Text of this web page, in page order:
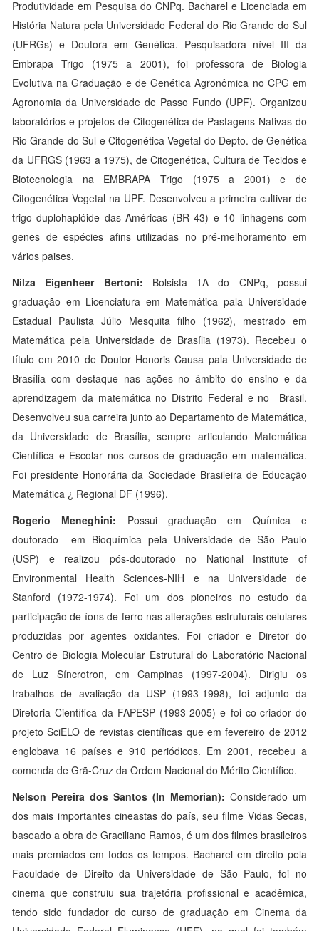
Produtividade em Pesquisa do CNPq. Bacharel e Licenciada em
História Natura pela Universidade Federal do Rio Grande do Sul
(UFRGs) e Doutora em Genética. Pesquisadora nível III da
Embrapa Trigo (1975 a 2001), foi professora de Biologia
Evolutiva na Graduação e de Genética Agronômica no CPG em
Agronomia da Universidade de Passo Fundo (UPF). Organizou
laboratórios e projetos de Citogenética de Pastagens Nativas do
Rio Grande do Sul e Citogenética Vegetal do Depto. de Genética
da UFRGS (1963 a 1975), de Citogenética, Cultura de Tecidos e
Biotecnologia na EMBRAPA Trigo (1975 a 2001) e de
Citogenética Vegetal na UPF. Desenvolveu a primeira cultivar de
trigo duplohaplóide das Américas (BR 43) e 10 linhagens com
genes de espécies afins utilizadas no pré-melhoramento em
vários paises.
Nilza Eigenheer Bertoni: Bolsista 1A do CNPq, possui
graduação em Licenciatura em Matemática pala Universidade
Estadual Paulista Júlio Mesquita filho (1962), mestrado em
Matemática pela Universidade de Brasília (1973). Recebeu o
título em 2010 de Doutor Honoris Causa pala Universidade de
Brasília com destaque nas ações no âmbito do ensino e da
aprendizagem da matemática no Distrito Federal e no Brasil.
Desenvolveu sua carreira junto ao Departamento de Matemática,
da Universidade de Brasília, sempre articulando Matemática
Científica e Escolar nos cursos de graduação em matemática.
Foi presidente Honorária da Sociedade Brasileira de Educação
Matemática ¿ Regional DF (1996).
Rogerio Meneghini: Possui graduação em Química e
doutorado em Bioquímica pela Universidade de São Paulo
(USP) e realizou pós-doutorado no National Institute of
Environmental Health Sciences-NIH e na Universidade de
Stanford (1972-1974). Foi um dos pioneiros no estudo da
participação de íons de ferro nas alterações estruturais celulares
produzidas por agentes oxidantes. Foi criador e Diretor do
Centro de Biologia Molecular Estrutural do Laboratório Nacional
de Luz Síncrotron, em Campinas (1997-2004). Dirigiu os
trabalhos de avaliação da USP (1993-1998), foi adjunto da
Diretoria Científica da FAPESP (1993-2005) e foi co-criador do
projeto SciELO de revistas científicas que em fevereiro de 2012
englobava 16 países e 910 periódicos. Em 2001, recebeu a
comenda de Grã-Cruz da Ordem Nacional do Mérito Científico.
Nelson Pereira dos Santos (In Memorian): Considerado um
dos mais importantes cineastas do país, seu filme Vidas Secas,
baseado a obra de Graciliano Ramos, é um dos filmes brasileiros
mais premiados em todos os tempos. Bacharel em direito pela
Faculdade de Direito da Universidade de São Paulo, foi no
cinema que construiu sua trajetória profissional e acadêmica,
tendo sido fundador do curso de graduação em Cinema da